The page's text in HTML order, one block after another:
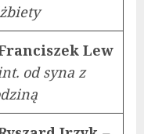
Lew
od syna z